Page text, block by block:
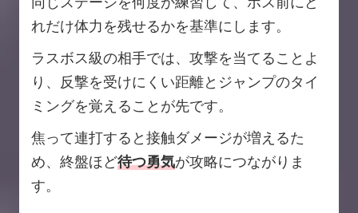
れだけ体力を残せるかを基準にします。
ラスボス級の相手では、攻撃を当てることよ
り、反撃を受けにくい距離とジャンプのタイ
ミングを覚えることが先です。
焦って連打すると接触ダメージが増えるた
め、終盤ほど待つ勇気が攻略につながりま
す。